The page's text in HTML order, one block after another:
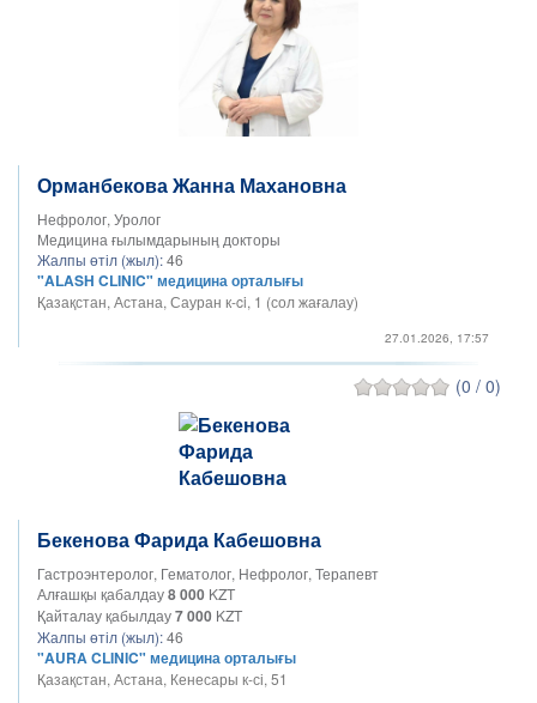
Орманбекова Жанна Махановна
Нефролог, Уролог
Медицина ғылымдарының докторы
Жалпы өтіл (жыл):46
"ALASH CLINIC" медицина орталығы
Қазақстан, Астана, Сауран к-ci, 1 (сол жағалау)
27.01.2026, 17:57
(0 / 0)
Бекенова Фарида Кабешовна
Гастроэнтеролог, Гематолог, Нефролог, Терапевт
Алғашқы қабалдау8 000 KZT
Қайталау қабылдау7 000 KZT
Жалпы өтіл (жыл):46
"AURA CLINIC" медицина орталығы
Қазақстан, Астана, Кенесары к-сі, 51